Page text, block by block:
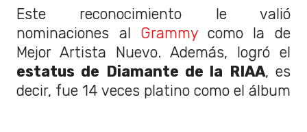
Este reconocimiento le valió
nominaciones al Grammycomo la de
Mejor Artista Nuevo. Además, logró el
estatus de Diamante de la RIAA, es
decir, fue 14 veces platino como el álbum